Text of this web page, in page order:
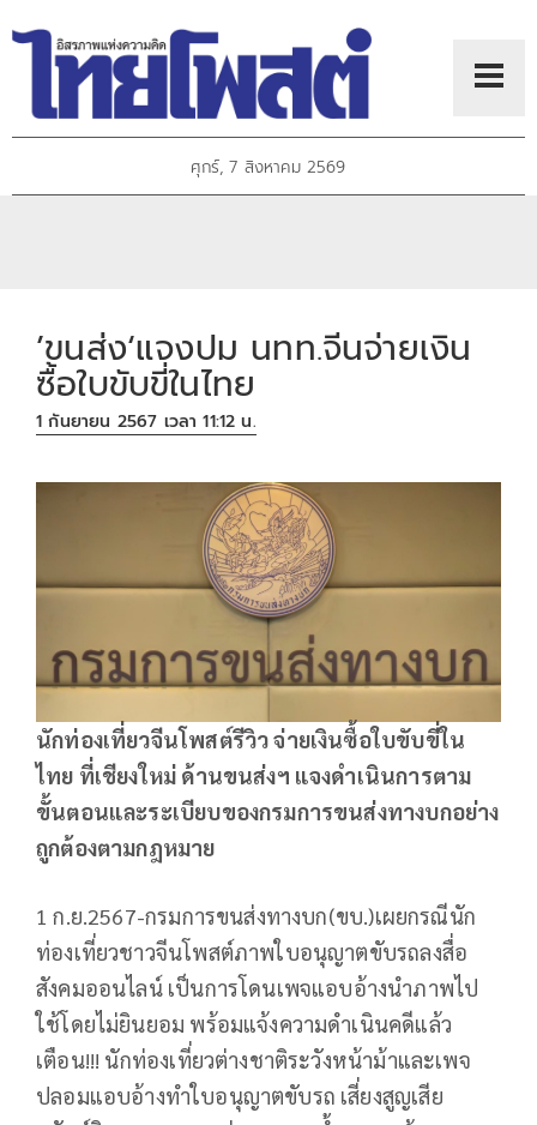
ศุกร์, 7 สิงหาคม 2569
’ขนส่ง‘แจงปม นทท.จีนจ่ายเงิน
ซื้อใบขับขี่ในไทย
1 กันยายน 2567 เวลา 11:12 น.
นักท่องเที่ยวจีนโพสต์รีวิว จ่ายเงินซื้อใบขับขี่ใน
ไทย ที่เชียงใหม่ ด้านขนส่งฯ แจงดำเนินการตาม
ขั้นตอนและระเบียบของกรมการขนส่งทางบกอย่าง
ถูกต้องตามกฎหมาย
1 ก.ย.2567-กรมการขนส่งทางบก(ขบ.)เผยกรณีนัก
ท่องเที่ยวชาวจีนโพสต์ภาพใบอนุญาตขับรถลงสื่อ
สังคมออนไลน์ เป็นการโดนเพจแอบอ้างนำภาพไป
ใช้โดยไม่ยินยอม พร้อมแจ้งความดำเนินคดีแล้ว
เตือน!!! นักท่องเที่ยวต่างชาติระวังหน้าม้าและเพจ
ปลอมแอบอ้างทำใบอนุญาตขับรถ เสี่ยงสูญเสีย